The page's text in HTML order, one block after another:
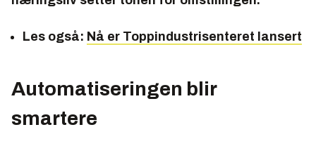
Les også: Nå er Toppindustrisenteret lansert
Automatiseringen blir
smartere